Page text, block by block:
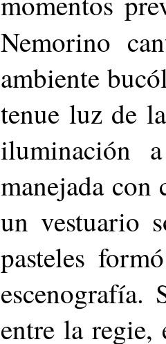
Nemorino
ambiente
tenue luz de
iluminación
manejada
un vestuario
pasteles
escenografía.
entre la regie,